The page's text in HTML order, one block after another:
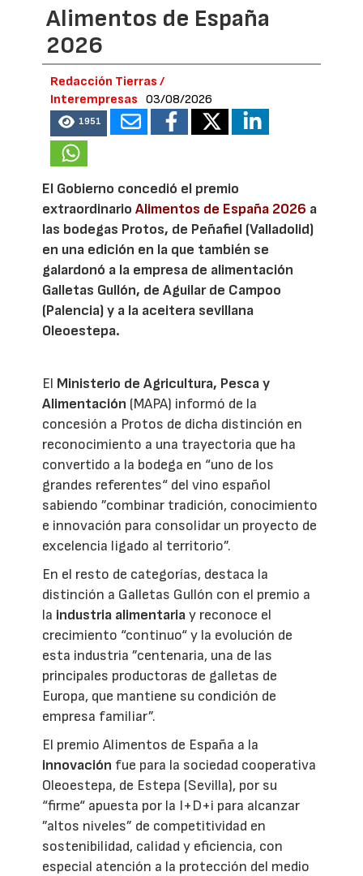
Alimentos de España
2026
Redacción Tierras /
Interempresas
03/08/2026
1951
El Gobierno concedió el premio
extraordinarioAlimentos de España 2026 a
las bodegas Protos, de Peñafiel (Valladolid)
en una edición en la que también se
galardonó a la empresa de alimentación
Galletas Gullón, de Aguilar de Campoo
(Palencia) y a la aceitera sevillana
Oleoestepa.
El Ministerio de Agricultura, Pesca y
Alimentación (MAPA) informó de la
concesión a Protos de dicha distinción en
reconocimiento a una trayectoria que ha
convertido a la bodega en “uno de los
grandes referentes“ del vino español
sabiendo ”combinar tradición, conocimiento
e innovación para consolidar un proyecto de
excelencia ligado al territorio”.
En el resto de categorías, destaca la
distinción a Galletas Gullón con el premio a
la industria alimentariay reconoce el
crecimiento “continuo“ y la evolución de
esta industria ”centenaria, una de las
principales productoras de galletas de
Europa, que mantiene su condición de
empresa familiar”.
El premio Alimentos de España a la
innovación fue para la sociedad cooperativa
Oleoestepa, de Estepa (Sevilla), por su
“firme“ apuesta por la I+D+i para alcanzar
”altos niveles” de competitividad en
sostenibilidad, calidad y eficiencia, con
especial atención a la protección del medio